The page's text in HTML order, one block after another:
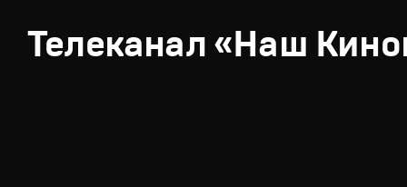
Телеканал «Наш